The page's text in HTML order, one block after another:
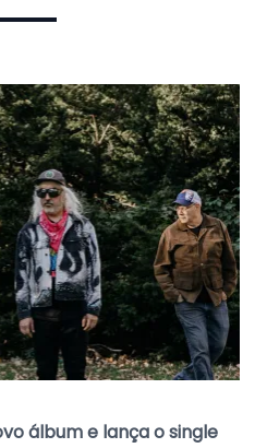
álbum e lança o single